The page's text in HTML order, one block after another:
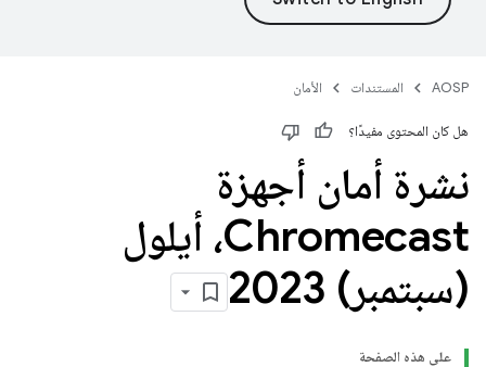
AOSP المستندات الأمان
هل كان المحتوى مفيدًا؟
نشرة أمان أجهزة
Chromecast، أيلول
(سبتمبر) 2023
على هذه الصفحة